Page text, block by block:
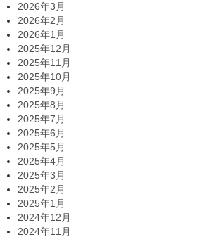
2026年3月
2026年2月
2026年1月
2025年12月
2025年11月
2025年10月
2025年9月
2025年8月
2025年7月
2025年6月
2025年5月
2025年4月
2025年3月
2025年2月
2025年1月
2024年12月
2024年11月